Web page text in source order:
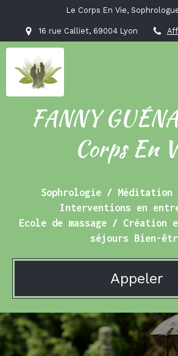
Le Corps En Vie,
16 rue Calliet, 69004 Lyon
FANNY
Corps En
Sophrologie / Méditation
Interventions en
Ecole de massage / Création
séjours Bien-
Appeler